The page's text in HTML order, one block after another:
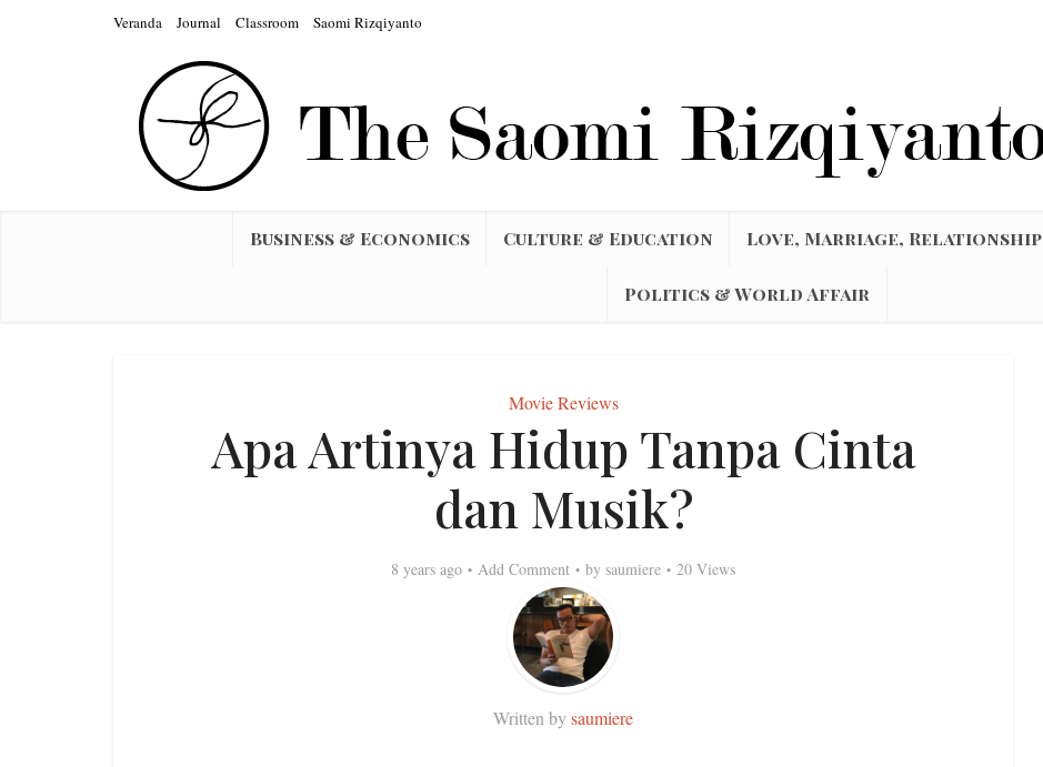
Veranda Journal Classroom Saomi Rizqiyanto
Business & Economics Culture & Education Love, Marriage, Relationship
Politics & World Affair
Movie Reviews
Apa Artinya Hidup Tanpa Cinta
dan Musik?
8 years ago Add Comment by saumiere 20 Views
Written bysaumiere